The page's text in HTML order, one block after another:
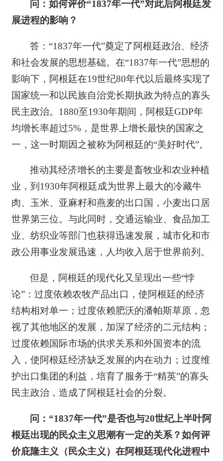
问：如何评价“1837年一代”对此后阿根廷发
展进程的影响？
答：“1837年一代”奠定了阿根廷政治、经济
和社会发展的思想基础。在“1837年一代”思想的
影响下，阿根廷在19世纪80年代以后最终实现了
国家统一和以民族自治党长期执政为特点的寡头
民主政治。1880至1930年期间，阿根廷GDP年
均增长率超过5%，是世界上增长最快的国家之
一，这一时期因之被称为阿根廷的“美好时代”。
推动其经济增长的主要是畜牧业和农业种植
业，到1930年阿根廷成为世界上最大的冷藏牛
肉、玉米、亚麻籽和燕麦的出口国，小麦出口居
世界第三位。与此同时，交通运输业、食品加工
业、纺织业等部门也获得迅速发展，城市化和市
政公用事业发展迅速，人均收入居于世界前列。
但是，阿根廷的现代化又呈现出一些“悖
论”：过度依赖农牧产品出口，使阿根廷的经济
结构相对单一；过度依赖肥沃的潘帕斯草原，忽
视了其他地区的发展，加深了经济的二元结构；
过度依赖国际市场的供求关系和外国资本的流
入，使阿根廷经济缺乏发展的内在动力；过度维
护出口集团的利益，培育了服务于“精英”的寡头
民主政治，造成了阿根廷社会的分裂。
问：“1837年一代”是否也与20世纪上半叶阿
根廷出现的民众主义思潮有一定的关系？如何评
价庇隆主义（民众主义）在阿根廷现代化进程中